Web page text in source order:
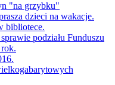
"na grzybku"
dzieci na wakacje.
bibliotece.
podziału Funduszu
rok.